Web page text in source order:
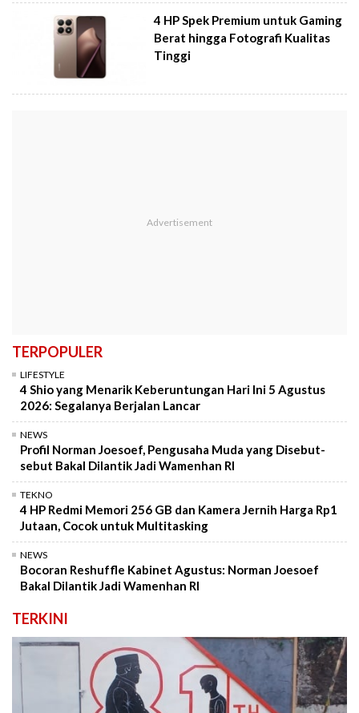
4 HP Spek Premium untuk Gaming
Berat hingga Fotografi Kualitas
Tinggi
TERPOPULER
LIFESTYLE
4 Shio yang Menarik Keberuntungan Hari Ini 5 Agustus
2026: Segalanya Berjalan Lancar
NEWS
Profil Norman Joesoef, Pengusaha Muda yang Disebut-
sebut Bakal Dilantik Jadi Wamenhan RI
TEKNO
4 HP Redmi Memori 256 GB dan Kamera Jernih Harga Rp1
Jutaan, Cocok untuk Multitasking
NEWS
Bocoran Reshuffle Kabinet Agustus: Norman Joesoef
Bakal Dilantik Jadi Wamenhan RI
TERKINI